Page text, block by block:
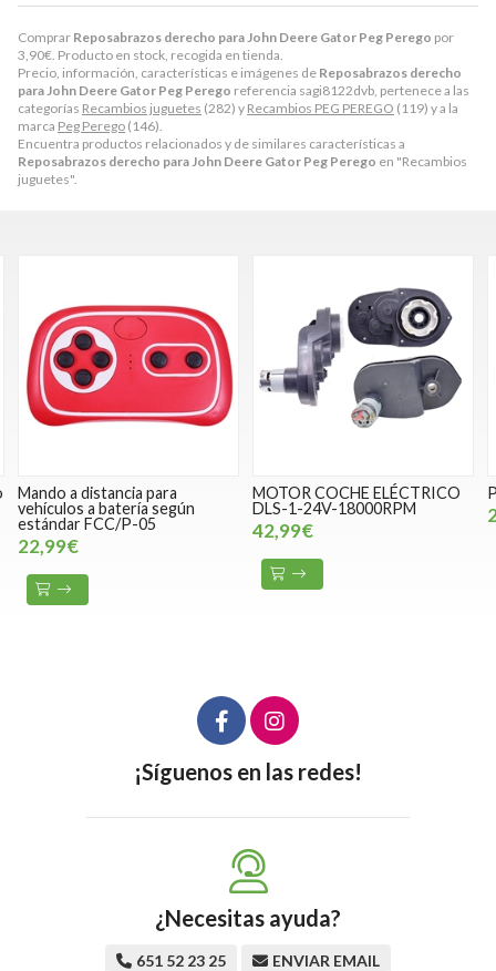
Comprar Reposabrazos derecho para John Deere Gator Peg Perego por
3,90€ . Producto en stock, recogida en tienda.
Precio, información, características e imágenes de Reposabrazos derecho
para John Deere Gator Peg Perego referencia sagi8122dvb, pertenece a las
categorías Recambios juguetes (282) y Recambios PEG PEREGO (119) y a la
marca Peg Perego (146).
Encuentra productos relacionados y de similares características a
Reposabrazos derecho para John Deere Gator Peg Perego en "Recambios
juguetes".
Mando a distancia para
vehículos a batería según
estándar FCC/P-05
22,99€
MOTOR COCHE ELÉCTRICO
DLS-1-24V-18000RPM
42,99€
¡Síguenos en las redes!
¿Necesitas ayuda?
651 52 23 25 ENVIAR EMAIL